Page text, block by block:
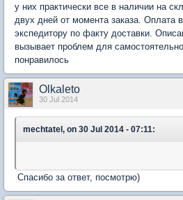
у них практически все в наличии на
двух дней от момента заказа. Оплата
экспедитору по факту доставки.
вызывает проблем для
понравилось
Olkaleto
30 Jul 2014
mechtatel, on 30 Jul 2014 - 07:11:
Спасибо за ответ, посмотрю)